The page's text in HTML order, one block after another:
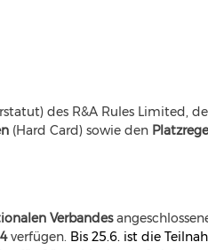
des R&A Rules Limited,
(Hard Card) sowie den
Verbandes
verfügen. Bis 25.6. ist die